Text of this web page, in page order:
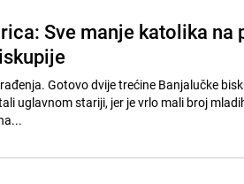
Sve manje katolika na
Gotovo dvije trećine Banjalučke
uglavnom stariji, jer je vrlo mali broj